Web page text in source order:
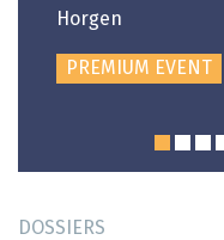
Horgen
PREMIUM EVENT
DOSSIERS